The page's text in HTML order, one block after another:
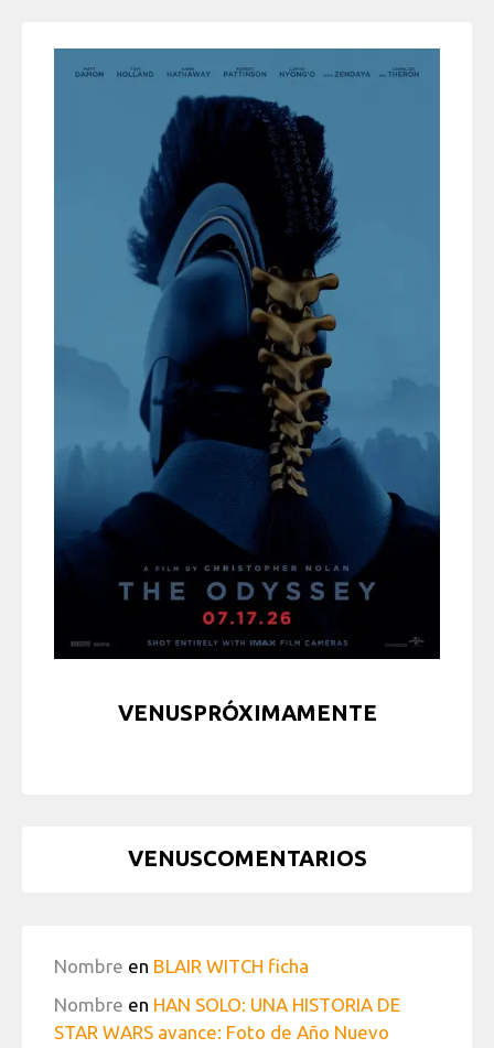
VENUSPRÓXIMAMENTE
VENUSCOMENTARIOS
Nombre en BLAIR WITCH ficha
Nombre en HAN SOLO: UNA HISTORIA DE
STAR WARS avance: Foto de Año Nuevo